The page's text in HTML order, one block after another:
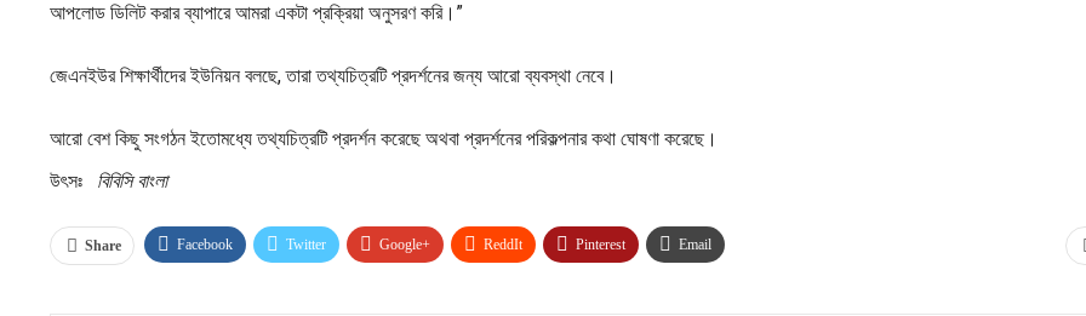
আপলোড ডিলিট করার ব্যাপারে আমরা একটা প্রক্রিয়া অনুসরণ করি।”
জেএনইউর শিক্ষার্থীদের ইউনিয়ন বলছে, তারা তথ্যচিত্রটি প্রদর্শনের জন্য আরো ব্যবস্থা নেবে।
আরো বেশ কিছু সংগঠন ইতোমধ্যে তথ্যচিত্রটি প্রদর্শন করেছে অথবা প্রদর্শনের পরিকল্পনার কথা ঘোষণা করেছে।
উৎসঃ বিবিসি বাংলা
Share Facebook Twitter Google+ ReddIt Pinterest Email